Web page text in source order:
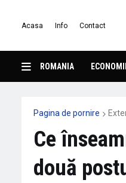
Acasa Info Contact
ROMANIA
Pagina de pornire
Ce
două